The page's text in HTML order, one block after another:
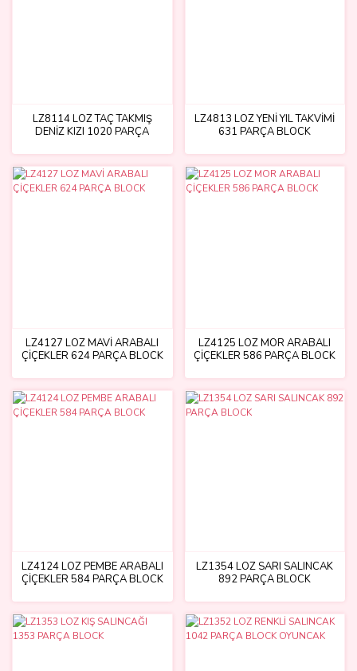
LZ8114 LOZ TAÇ TAKMIŞ
DENİZ KIZI 1020 PARÇA
LZ4813 LOZ YENİ YIL TAKVİMİ
631 PARÇA BLOCK
LZ4127 LOZ MAVİ ARABALI
ÇİÇEKLER 624 PARÇA BLOCK
LZ4125 LOZ MOR ARABALI
ÇİÇEKLER 586 PARÇA BLOCK
LZ4124 LOZ PEMBE ARABALI
ÇİÇEKLER 584 PARÇA BLOCK
LZ1354 LOZ SARI SALINCAK
892 PARÇA BLOCK